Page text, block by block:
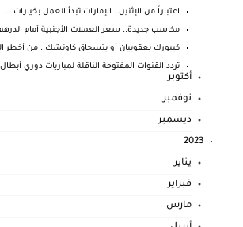
اعتباراً من الإثنين.. الإمارات تبدأ العمل بخيارات ...
مكاسب جديدة.. سعر العملات الأجنبية أمام
كيبورك يعقوبيان أو يتسحاق كاوتشك.. من أخطر
تردد القنوات المفتوحة الناقلة لمباريات دوري
أكتوبر
نوفمبر
ديسمبر
2023
يناير
فبراير
مارس